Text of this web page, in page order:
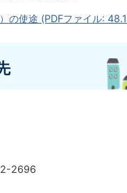
の使途 (PDFファイル:
2696